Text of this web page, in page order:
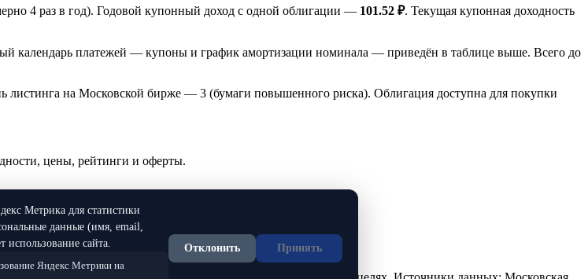
4 раз в год). Годовой купонный доход с одной облигации — 101.52 ₽. Текущая купонная доходность
календарь платежей — купоны и график амортизации номинала — приведён в таблице выше. Всего до
листинга на Московской бирже — 3 (бумаги повышенного риска). Облигация доступна для покупки
цены, рейтинги и оферты.
Метрика для статистики
данные (имя, email,
использование сайта.
Яндекс Метрики на
Отклонить Принять